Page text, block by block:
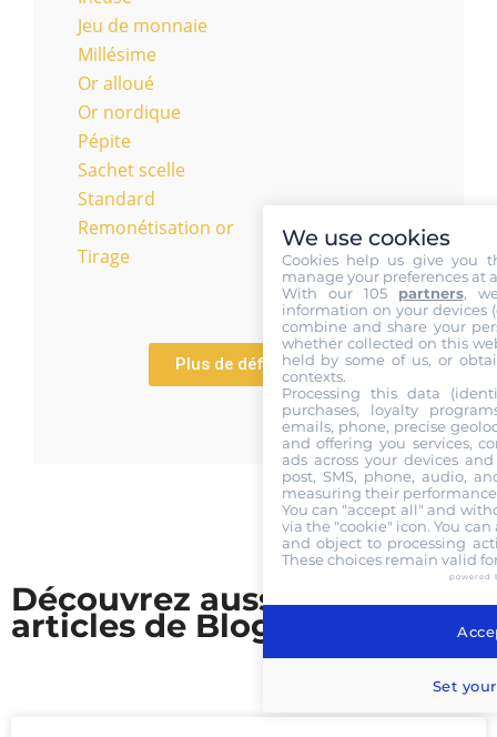
Jeu de monnaie
Millésime
Or alloué
Or nordique
Pépite
Sachet scelle
Standard
Remonétisation or
Tirage
Plus de définitions
Découvrez aussi nos
articles de Blog
We use cookies
Cookies help us give you
manage your preferences at
With our 105 partners,
information on your devices
combine and share your
whether collected on this
held by some of us, or
contexts.
Processing this data
purchases, loyalty
emails, phone, precise
and offering you services,
ads across your devices
post, SMS, phone, audio,
measuring their
You can "accept all" and
via the "cookie" icon. You
and object to processing
These choices remain valid
powered
Set